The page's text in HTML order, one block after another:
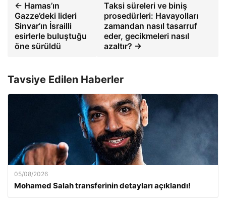
← Hamas’ın
Gazze’deki lideri
Sinvar’ın İsrailli
esirlerle buluştuğu
öne sürüldü
Taksi süreleri ve biniş
prosedürleri: Havayolları
zamandan nasıl tasarruf
eder, gecikmeleri nasıl
azaltır? →
Tavsiye Edilen Haberler
05/08/2026
Mohamed Salah transferinin detayları açıklandı!